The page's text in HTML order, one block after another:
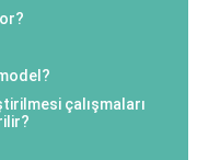
çalışmaları